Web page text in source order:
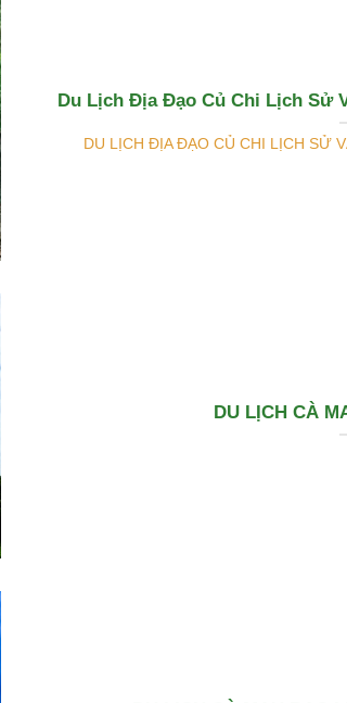
Du Lịch Địa Đạo Củ Chi Lịch Sử
DU LỊCH ĐỊA ĐẠO CỦ CHI LỊCH SỬ
DU LỊCH CÀ